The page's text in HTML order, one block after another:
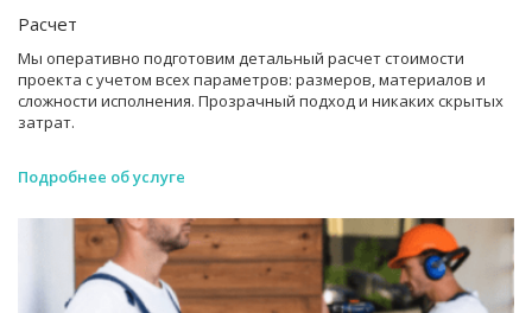
Расчет
Мы оперативно подготовим детальный расчет стоимости
проекта с учетом всех параметров: размеров, материалов и
сложности исполнения. Прозрачный подход и никаких скрытых
затрат.
Подробнее об услуге